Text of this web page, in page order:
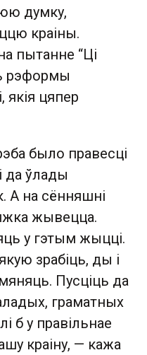
думку,
краіны.
пытанне “Ці
рэформы
якія цяпер
было правесці
да ўлады
А на сённяшні
жывецца.
у гэтым жыцці.
зрабіць, ды і
Пусціць да
граматных
б у правільнае
краіну, — кажа